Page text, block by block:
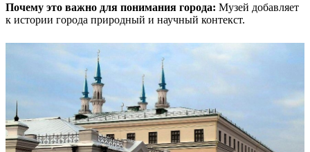
Почему это важно для понимания города: Музей добавляет
к истории города природный и научный контекст.